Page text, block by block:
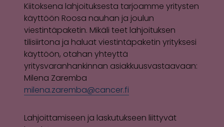
Kiitoksena lahjoituksesta tarjoamme yritysten
käyttöön Roosa nauhan ja joulun
viestintäpaketin. Mikäli teet lahjoituksen
tilisiirtona ja haluat viestintäpaketin yrityksesi
käyttöön, otahan yhteyttä
yritysvaranhankinnan asiakkuusvastaavaan:
Milena Zaremba
milena.zaremba@cancer.fi
Lahjoittamiseen ja laskutukseen liittyvät